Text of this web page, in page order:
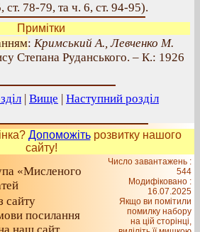
78-79, та ч. 6, ст. 94-95).
Примітки
: Кримський А., Левченко М.
Степана Руданського. – К.: 1926
| Вище | Наступний розділ
Допоможітьрозвитку нашого
сайту!
«Мисленого
сайту
посилання
Число завантажень :
544
Модифіковано :
16.07.2025
Якщо ви помітили
помилку набору
на цiй сторiнцi,